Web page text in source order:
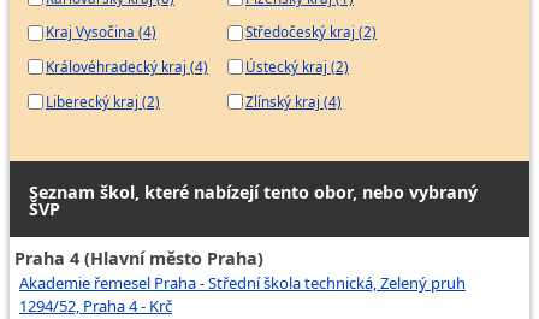
Kraj Vysočina (4)
Královéhradecký kraj (4)
Liberecký kraj (2)
Středočeský kraj (2)
Ústecký kraj (2)
Zlínský kraj (4)
Seznam škol, které nabízejí tento obor, nebo vybraný
ŠVP
Praha 4 (Hlavní město Praha)
Akademie řemesel Praha - Střední škola technická, Zelený pruh
1294/52, Praha 4 - Krč